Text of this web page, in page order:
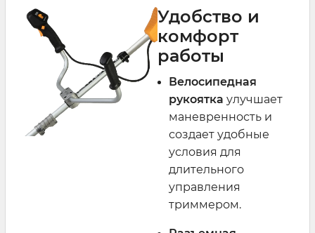
Удобство и
комфорт
работы
Велосипедная
рукоятка улучшает
маневренность и
создает удобные
условия для
длительного
управления
триммером.